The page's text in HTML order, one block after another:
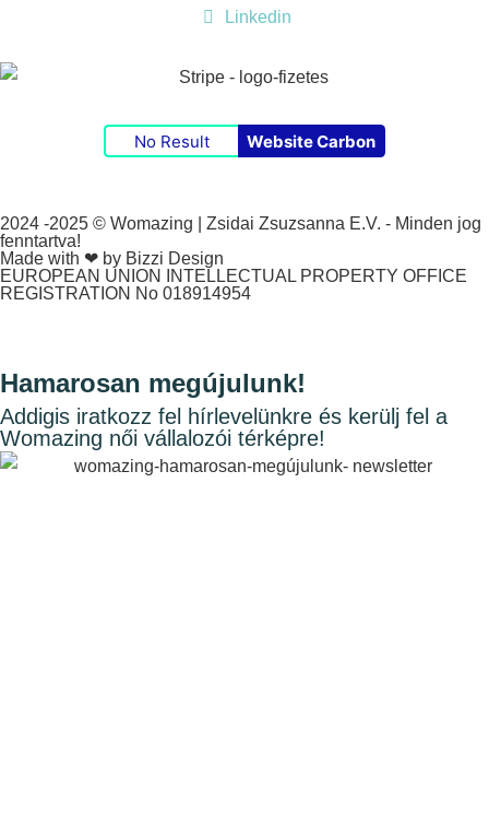
Linkedin
No Result Website Carbon
2024 -2025 © Womazing | Zsidai Zsuzsanna E.V. - Minden jog
fenntartva!
Made with ❤ by Bizzi Design
EUROPEAN UNION INTELLECTUAL PROPERTY OFFICE
REGISTRATION No 018914954
Hamarosan megújulunk!
Addigis iratkozz fel hírlevelünkre és kerülj fel a
Womazing női vállalozói térképre!